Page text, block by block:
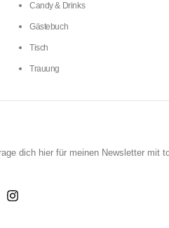
Candy & Drinks
Gästebuch
Tisch
Trauung
dich hier für meinen Newsletter mit